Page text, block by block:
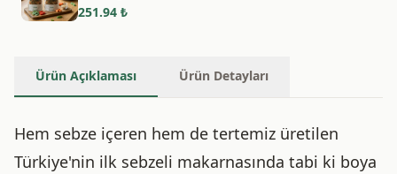
251.94 ₺
Ürün Açıklaması Ürün Detayları
Hem sebze içeren hem de tertemiz üretilen
Türkiye'nin ilk sebzeli makarnasında tabi ki boya